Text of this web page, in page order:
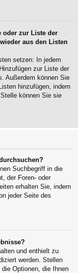
oder zur Liste der
aus den Listen
setzen: In jedem
zur Liste der
Außerdem können Sie
hinzufügen, indem
können Sie sie
Suchbegriff in die
der Foren- oder
erhalten Sie, indem
jeder Seite des
und enthielt zu
werden. Stellen
Optionen, die Ihnen